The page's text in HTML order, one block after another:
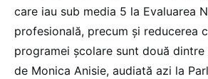
care iau sub media 5 la Evaluarea
profesională, precum și reducerea
programei școlare sunt două dintre
de Monica Anisie, audiată azi la